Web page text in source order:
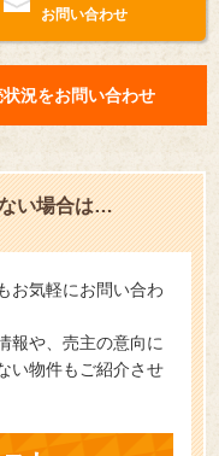
お問い合わせ
状況をお問い合わせ
い場合は…
お気軽にお問い合わ
報や、売主の意向に
い物件もご紹介させ